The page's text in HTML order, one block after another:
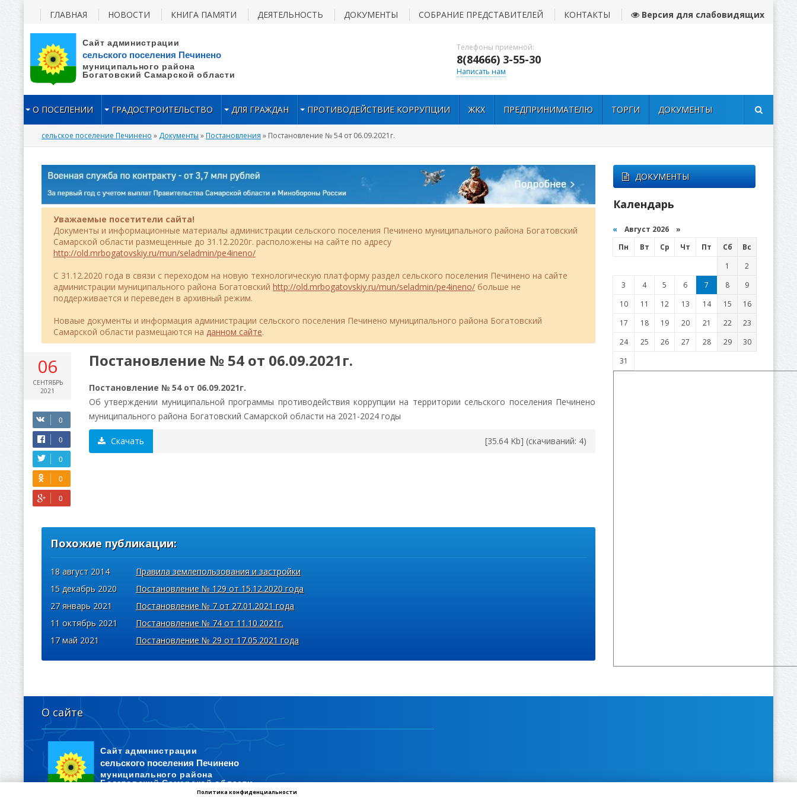
Телефоны приемной:
8(84666) 3-55-30
Написать нам
ГЛАВНАЯ НОВОСТИ КНИГА ПАМЯТИ ДЕЯТЕЛЬНОСТЬ ДОКУМЕНТЫ СОБРАНИЕ ПРЕДСТАВИТЕЛЕЙ КОНТАКТЫ Версия для слабовидящих
О ПОСЕЛЕНИИ ГРАДОСТРОИТЕЛЬСТВО ДЛЯ ГРАЖДАН ПРОТИВОДЕЙСТВИЕ КОРРУПЦИИ ЖКХ ПРЕДПРИНИМАТЕЛЮ ТОРГИ ДОКУМЕНТЫ
сельское поселение Печинено » Документы »Постановления » Постановление № 54 от 06.09.2021г.
Уважаемые посетители сайта!
Документы и информационные материалы администрации сельского поселения Печинено муниципального района Богатовский
Самарской области размещенные до 31.12.2020г. расположены на сайте по адресу
http://old.mrbogatovskiy.ru/mun/seladmin/pe4ineno/
C 31.12.2020 года в связи с переходом на новую технологическую платформу раздел сельского поселения Печинено на сайте
администрации муниципального района Богатовский http://old.mrbogatovskiy.ru/mun/seladmin/pe4ineno/ больше не
поддерживается и переведен в архивный режим.
Новаые документы и информация администрации сельского поселения Печинено муниципального района Богатовский
Самарской области размещаются на данном сайте.
06
СЕНТЯБРЬ
2021
Постановление № 54 от 06.09.2021г.
Постановление № 54 от 06.09.2021г.
Об утверждении муниципальной программы противодействия коррупции на территории сельского поселения Печинено
муниципального района Богатовский Самарской области на 2021-2024 годы
Скачать [35.64 Kb] (cкачиваний: 4)
Похожие публикации:
18 август 2014
Правила землепользования и застройки
15 декабрь 2020
Постановление № 129 от 15.12.2020 года
27 январь 2021
Постановление № 7 от 27.01.2021 года
11 октябрь 2021
Постановление № 74 от 11.10.2021г.
17 май 2021
Постановление № 29 от 17.05.2021 года
ДОКУМЕНТЫ
Календарь
« Август 2026 »
Пн
Вт Ср Чт Пт Сб
Вс
1
2
3
4 5 6 7 8
9
10
11 12 13 14 15
16
17
18 19 20 21 22
23
24
25 26 27 28 29
30
31
О сайте
Политика конфиденциальности